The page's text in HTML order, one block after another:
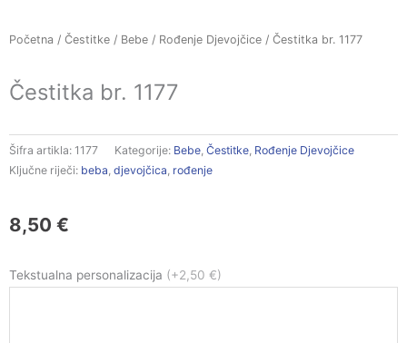
Početna / Čestitke / Bebe / Rođenje Djevojčice / Čestitka br. 1177
Čestitka br. 1177
Šifra artikla: 1177 Kategorije: Bebe Čestitke Rođenje Djevojčice
Ključne riječi: beba djevojčica rođenje
8,50 €
Tekstualna personalizacija (+2,50 €)
Čestitka